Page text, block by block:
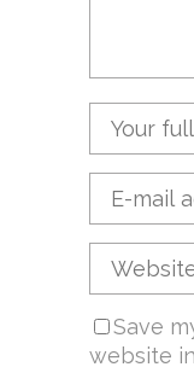
Save
website